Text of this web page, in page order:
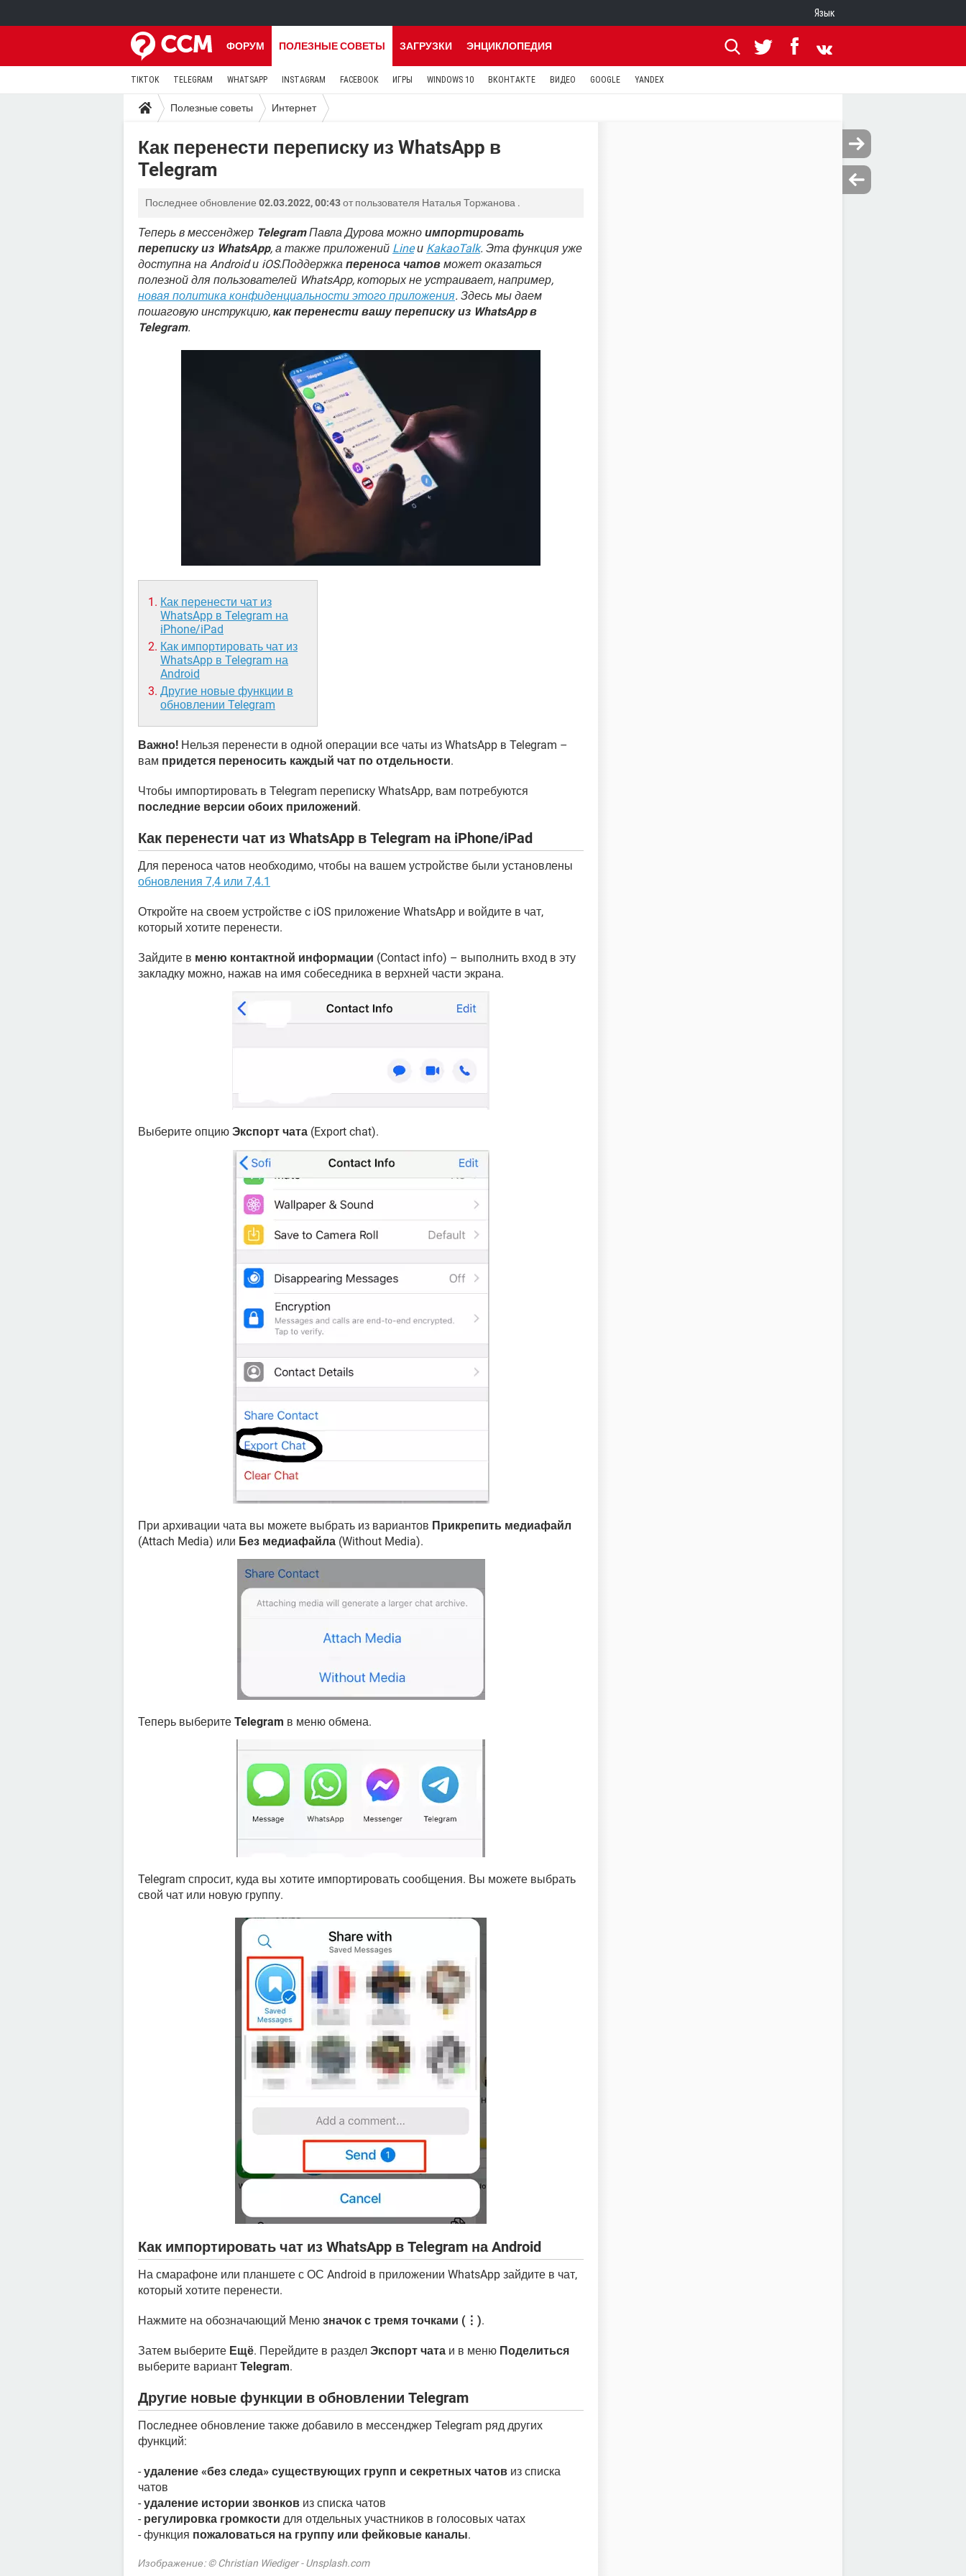
Язык
ФОРУМ ПОЛЕЗНЫЕ СОВЕТЫ ЗАГРУЗКИ ЭНЦИКЛОПЕДИЯ
TIKTOK TELEGRAM WHATSAPP INSTAGRAM FACEBOOK ИГРЫ WINDOWS 10 ВКОНТАКТЕ ВИДЕО GOOGLE YANDEX
Полезные советы Интернет
Как перенести переписку из WhatsApp в
Telegram
Последнее обновление 02.03.2022, 00:43от пользователя Наталья Торжанова .
Теперь в мессенджер TelegramПавла Дурова можно импортировать
переписку из WhatsApp, а также приложений Lineи KakaoTalk. Эта функция уже
доступна на Android и iOS.Поддержка переноса чатов может оказаться
полезной для пользователей WhatsApp, которых не устраивает, например,
новая политика конфиденциальности этого приложения. Здесь мы даем
пошаговую инструкцию, как перенести вашу переписку из WhatsApp в
Telegram.
Как перенести чат из
WhatsApp в Telegram на
iPhone/iPad
Как импортировать чат из
WhatsApp в Telegram на
Android
Другие новые функции в
обновлении Telegram
Важно! Нельзя перенести в одной операции все чаты из WhatsApp в Telegram –
вам придется переносить каждый чат по отдельности.
Чтобы импортировать в Telegram переписку WhatsApp, вам потребуются
последние версии обоих приложений.
Как перенести чат из WhatsApp в Telegram на iPhone/iPad
Для переноса чатов необходимо, чтобы на вашем устройстве были установлены
обновления 7,4 или 7,4.1
Откройте на своем устройстве c iOS приложение WhatsApp и войдите в чат,
который хотите перенести.
Зайдите в меню контактной информации (Contact info) – выполнить вход в эту
закладку можно, нажав на имя собеседника в верхней части экрана.
Выберите опцию Экспорт чата (Export chat).
При архивации чата вы можете выбрать из вариантов Прикрепить медиафайл
(Attach Media) или Без медиафайла (Without Media).
Теперь выберите Telegram в меню обмена.
Telegram спросит, куда вы хотите импортировать сообщения. Вы можете выбрать
свой чат или новую группу.
Как импортировать чат из WhatsApp в Telegram на Android
На смарафоне или планшете с ОС Android в приложении WhatsApp зайдите в чат,
который хотите перенести.
Нажмите на обозначающий Меню значок с тремя точками (⋮).
Затем выберите Ещё. Перейдите в раздел Экспорт чата и в меню Поделиться
выберите вариант Telegram.
Другие новые функции в обновлении Telegram
Последнее обновление также добавило в мессенджер Telegram ряд других
функций:
- удаление «без следа» существующих групп и секретных чатов из списка
чатов
- удаление истории звонков из списка чатов
- регулировка громкости для отдельных участников в голосовых чатах
- функция пожаловаться на группу или фейковые каналы.
Изображение: © Christian Wiediger - Unsplash.com